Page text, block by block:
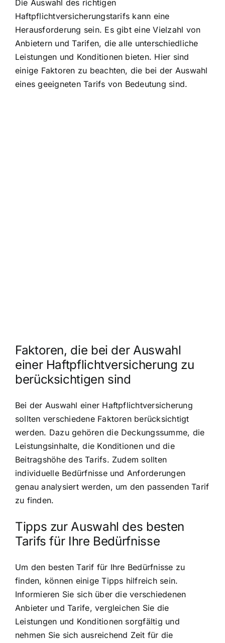
Die Auswahl des richtigen
Haftpflichtversicherungstarifs kann eine
Herausforderung sein. Es gibt eine Vielzahl von
Anbietern und Tarifen, die alle unterschiedliche
Leistungen und Konditionen bieten. Hier sind
einige Faktoren zu beachten, die bei der Auswahl
eines geeigneten Tarifs von Bedeutung sind.
Faktoren, die bei der Auswahl
einer Haftpflichtversicherung zu
berücksichtigen sind
Bei der Auswahl einer Haftpflichtversicherung
sollten verschiedene Faktoren berücksichtigt
werden. Dazu gehören die Deckungssumme, die
Leistungsinhalte, die Konditionen und die
Beitragshöhe des Tarifs. Zudem sollten
individuelle Bedürfnisse und Anforderungen
genau analysiert werden, um den passenden Tarif
zu finden.
Tipps zur Auswahl des besten
Tarifs für Ihre Bedürfnisse
Um den besten Tarif für Ihre Bedürfnisse zu
finden, können einige Tipps hilfreich sein.
Informieren Sie sich über die verschiedenen
Anbieter und Tarife, vergleichen Sie die
Leistungen und Konditionen sorgfältig und
nehmen Sie sich ausreichend Zeit für die